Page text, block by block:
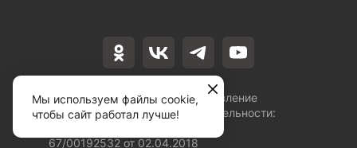
Лицензия на осуществление
образовательной деятельности:
67/00192532 от 02.04.2018
Мы используем файлы cookie,
чтобы сайт работал лучше!